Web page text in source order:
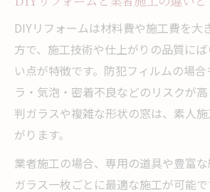
DIYリフォームは材料費や施工費を大
方で、施工技術や仕上がりの品質に
い点が特徴です。防犯フィルムの場
ラ・気泡・密着不良などのリスクが
判ガラスや複雑な形状の窓は、素人
がります。
業者施工の場合、専用の道具や豊富な
ガラス一枚ごとに最適な施工が可能